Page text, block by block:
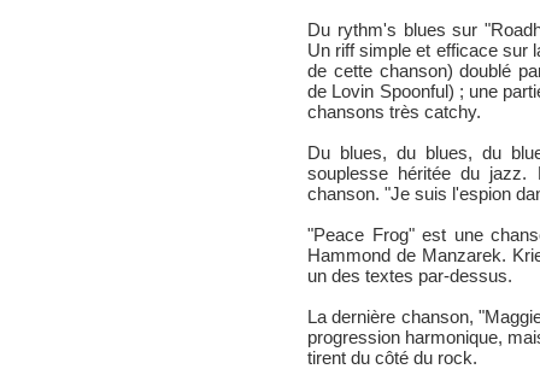
Du rythm's blues sur
Un riff simple et efficace sur
de cette chanson) doublé
de Lovin Spoonful) ; une
chansons très catchy.
Du blues, du blues, du
souplesse héritée du jazz.
chanson. "Je suis l'espion
"Peace Frog" est une
Hammond de Manzarek.
un des textes par-dessus.
La dernière chanson,
progression harmonique,
tirent du côté du rock.